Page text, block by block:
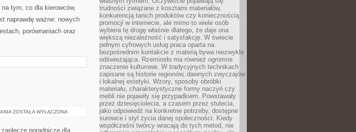
tym, co dla kierowców,
naprawdę ważne: nowych
porównaniach oraz
ARANŻACJE
ZOSTAŁA WYŁĄCZONA
poradnicze dla
trudności związane z kosztami materiałów,
konkurencją tanich produktów czy koniecznością
promocji w internecie, ale mimo to wiele osób
wybiera tę drogę właśnie dlatego, że daje ona
większą niezależność i satysfakcję. W świecie
pełnym cyfrowych usług praca oparta na
bezpośrednim kontakcie z materią bywa niezwykle
odświeżająca. Rzemiosło ma również ogromne
znaczenie kulturowe. W tradycyjnych technikach
zapisane są historie regionów, dawnych zwyczajów
i lokalnej estetyki. Wzory, sposoby obróbki
materiału, charakterystyczne formy naczyń czy
mebli nie pojawiły się przypadkiem. Powstawały
przez dziesięciolecia, a czasem przez stulecia,
jako odpowiedź na konkretne potrzeby, dostępne
surowce i styl życia danej społeczności. Kiedy
współcześni twórcy wracają do tych metod, nie